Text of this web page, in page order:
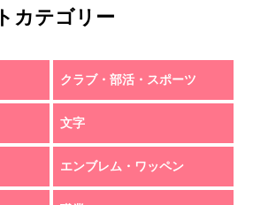
トカテゴリー
クラブ・部活・スポーツ
文字
エンブレム・ワッペン